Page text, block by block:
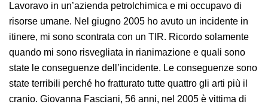
Lavoravo in un’azienda petrolchimica e mi occupavo di
risorse umane. Nel giugno 2005 ho avuto un incidente in
itinere, mi sono scontrata con un TIR. Ricordo solamente
quando mi sono risvegliata in rianimazione e quali sono
state le conseguenze dell’incidente. Le conseguenze sono
state terribili perché ho fratturato tutte quattro gli arti più il
cranio. Giovanna Fasciani, 56 anni, nel 2005 è vittima di